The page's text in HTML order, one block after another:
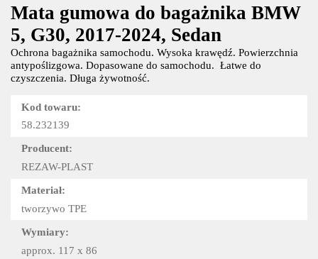
Mata gumowa do bagażnika BMW
5, G30, 2017-2024, Sedan
Ochrona bagażnika samochodu. Wysoka krawędź. Powierzchnia
antypoślizgowa. Dopasowane do samochodu. Łatwe do
czyszczenia. Długa żywotność.
Kod towaru:
58.232139
Producent:
REZAW-PLAST
Materiał:
tworzywo TPE
Wymiary:
approx. 117 x 86